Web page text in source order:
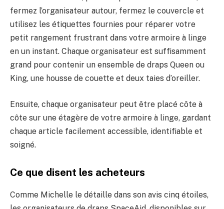
fermez l’organisateur autour, fermez le couvercle et
utilisez les étiquettes fournies pour réparer votre
petit rangement frustrant dans votre armoire à linge
en un instant. Chaque organisateur est suffisamment
grand pour contenir un ensemble de draps Queen ou
King, une housse de couette et deux taies d’oreiller.
Ensuite, chaque organisateur peut être placé côte à
côte sur une étagère de votre armoire à linge, gardant
chaque article facilement accessible, identifiable et
soigné.
Ce que disent les acheteurs
Comme Michelle le détaille dans son avis cinq étoiles,